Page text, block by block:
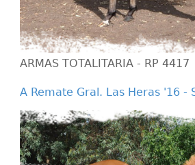
ARMAS TOTALITARIA - RP 4417
A Remate Gral. Las Heras '16 -